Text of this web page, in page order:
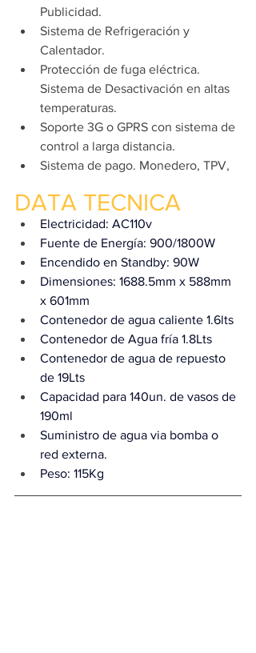
Publicidad.
Sistema de Refrigeración y
Calentador.
Protección de fuga eléctrica.
Sistema de Desactivación en altas
temperaturas.
Soporte 3G o GPRS con sistema de
control a larga distancia.
Sistema de pago. Monedero, TPV,
DATA TECNICA
Electricidad: AC110v
Fuente de Energía: 900/1800W
Encendido en Standby: 90W
Dimensiones: 1688.5mm x 588mm
x 601mm
Contenedor de agua caliente 1.6lts
Contenedor de Agua fría 1.8Lts
Contenedor de agua de repuesto
de 19Lts
Capacidad para 140un. de vasos de
190ml
Suministro de agua via bomba o
red externa.
Peso: 115Kg